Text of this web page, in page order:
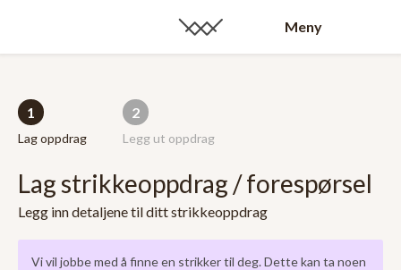
Meny
1
Lag oppdrag
2
Legg ut oppdrag
Lag strikkeoppdrag / forespørsel
Legg inn detaljene til ditt strikkeoppdrag
Vi vil jobbe med å finne en strikker til deg. Dette kan ta noen